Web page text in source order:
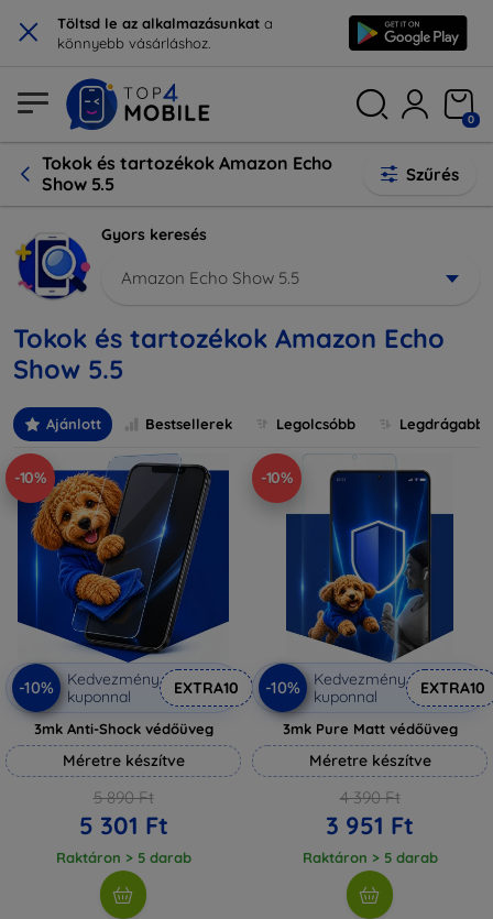
× Töltsd le az alkalmazásunkat a
könnyebb vásárláshoz.
0
Tokok és tartozékok Amazon Echo
Show 5.5
Szűrés
Gyors keresés
Amazon Echo Show 5.5
Tokok és tartozékok Amazon Echo
Show 5.5
Ajánlott Bestsellerek Legolcsóbb Legdrágabb
-10%
-10%
Kedvezmény
kuponnal
EXTRA10
3mk Anti-Shock védőüveg
Méretre készítve
5 890 Ft
5 301 Ft
Raktáron > 5 darab
-10%
-10%
Kedvezmény
kuponnal
EXTRA10
3mk Pure Matt védőüveg
Méretre készítve
4 390 Ft
3 951 Ft
Raktáron > 5 darab